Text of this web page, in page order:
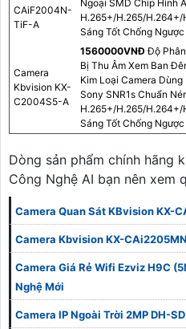
CAiF2004N-
TiF-A
Ngoại SMD Chip Hình
H.265+/H.265/H.264+/
Sáng Tốt Chống
Camera
Kbvision KX-
C2004S5-A
1560000VNÐ Độ
Bị Thu Âm Xem Ban
Kim Loại Camera
Sony SNR1s Chuẩn
H.265+/H.265/H.264+/
Sáng Tốt Chống
Dòng sản phẩm chính hãng
Công Nghệ AI bạn nên xem
Camera Quan Sát KBvision KX-
Camera Kbvision KX-
Camera Giá Rẻ Wifi Ezviz H9C
Nghệ Mới
Camera IP Ngoài Trời 2MP DH-